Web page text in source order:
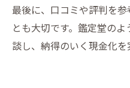
最後に、口コミや評判を
とも大切です。鑑定堂の
談し、納得のいく現金化を